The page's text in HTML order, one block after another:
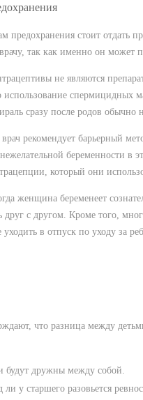
предохранения стоит отдать
так как именно он может
не являются
использование спермицидных
сразу после родов обычно
рекомендует барьерный
беременности в
который они
женщина беременеет
друг с другом. Кроме того,
в отпуск по уходу за
что разница между
будут дружны между собой.
ли у старшего разовьется